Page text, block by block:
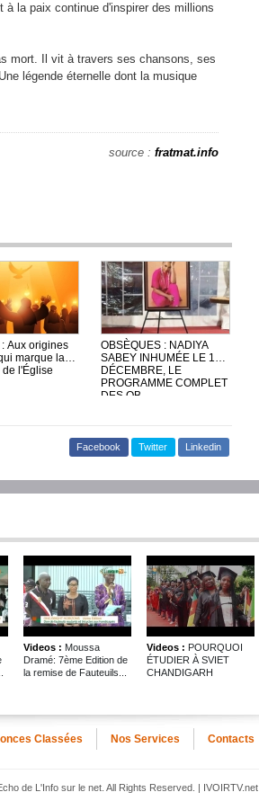
la paix continue d'inspirer des millions
mort. Il vit à travers ses chansons, ses
légende éternelle dont la musique
source : fratmat.info
: Aux origines
marque la
l'Église
OBSÈQUES : NADIYA
SABEY INHUMÉE LE 13
DÉCEMBRE, LE
PROGRAMME COMPLET
DES OB...
Facebook Twitter Linkedin
Videos : Moussa
Dramé: 7ème Edition de
la remise de Fauteuils...
Videos : POURQUOI
ÉTUDIER À SVIET
CHANDIGARH
Classées Nos Services Contacts
de L'Info sur le net. All Rights Reserved. | IVOIRTV.net